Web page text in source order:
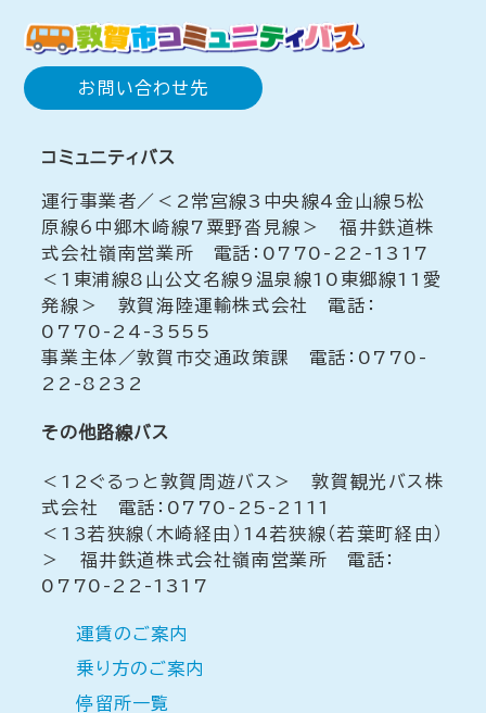
お問い合わせ先
コミュニティバス
運行事業者／＜2常宮線3中央線4金山線5松
原線6中郷木崎線7粟野沓見線＞ 福井鉄道株
式会社嶺南営業所 電話：0770-22-1317
＜1東浦線8山公文名線9温泉線10東郷線11愛
発線＞ 敦賀海陸運輸株式会社 電話：
0770-24-3555
事業主体／敦賀市交通政策課 電話：0770-
22-8232
その他路線バス
＜12ぐるっと敦賀周遊バス＞ 敦賀観光バス株
式会社 電話：0770-25-2111
＜13若狭線（木崎経由）14若狭線（若葉町経由）
＞ 福井鉄道株式会社嶺南営業所 電話：
0770-22-1317
運賃のご案内
乗り方のご案内
停留所一覧